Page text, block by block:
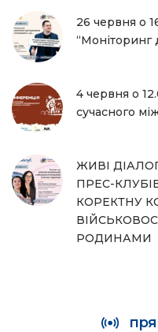
26 червня о
“Моніторинг
4 червня о
сучасного
ЖИВІ
ПРЕС-
КОРЕКТНУ
РОДИНАМИ